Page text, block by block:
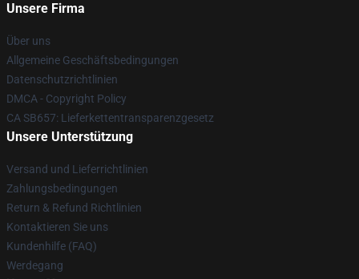
Unsere Firma
Über uns
Allgemeine Geschäftsbedingungen
Datenschutzrichtlinien
DMCA - Copyright Policy
CA SB657: Lieferkettentransparenzgesetz
Unsere Unterstützung
Versand und Lieferrichtlinien
Zahlungsbedingungen
Return & Refund Richtlinien
Kontaktieren Sie uns
Kundenhilfe (FAQ)
Werdegang